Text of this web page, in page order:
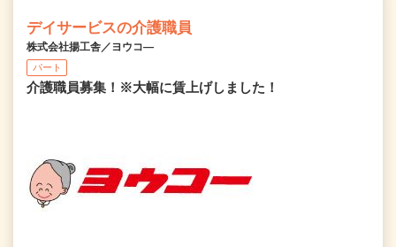
デイサービスの介護職員
株式会社揚工舎／ヨウコ―
パート
介護職員募集！※大幅に賃上げしました！